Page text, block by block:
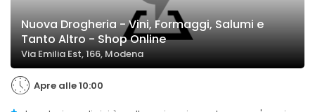
Nuova Drogheria - Vini, Formaggi, Salumi e
Tanto Altro - Shop Online
Via Emilia Est, 166, Modena
Apre alle 10:00